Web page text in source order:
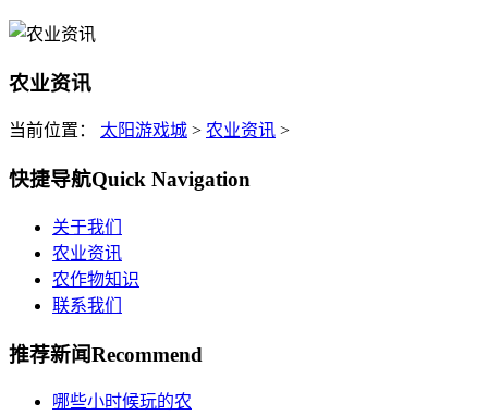
农业资讯
当前位置： 太阳游戏城 > 农业资讯 >
快捷导航Quick Navigation
关于我们
农业资讯
农作物知识
联系我们
推荐新闻Recommend
哪些小时候玩的农